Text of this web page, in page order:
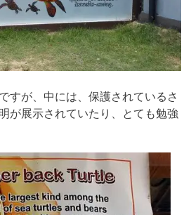
すが、中には、保護されているさ
が展示されていたり、とても勉強